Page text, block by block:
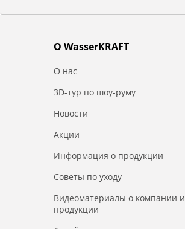
О WasserKRAFT
О нас
3D-тур по шоу-руму
Новости
Акции
Информация о продукции
Советы по уходу
Видеоматериалы о компании и
продукции